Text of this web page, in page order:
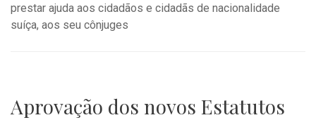
prestar ajuda aos cidadãos e cidadãs de nacionalidade
suíça, aos seu cônjuges
Aprovação dos novos Estatutos